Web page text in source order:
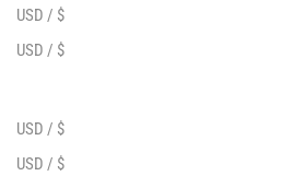
USD / $
USD / $
USD / $
USD / $